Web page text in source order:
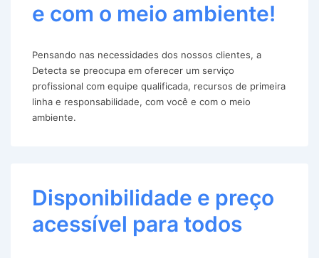
e com o meio ambiente!
Pensando nas necessidades dos nossos clientes, a
Detecta se preocupa em oferecer um serviço
profissional com equipe qualificada, recursos de primeira
linha e responsabilidade, com você e com o meio
ambiente.
Disponibilidade e preço
acessível para todos